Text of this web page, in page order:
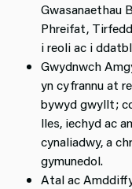
Gwasanaethau
Phreifat,
i reoli ac i
Gwydnwch
yn cyfrannu at
bywyd gwyllt;
lles, iechyd ac
cynaliadwy, a
gymunedol.
Atal ac